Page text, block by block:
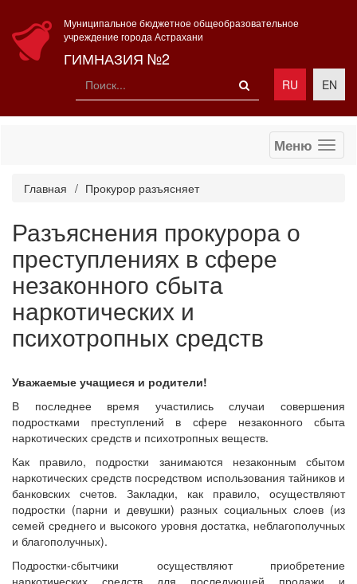
Муниципальное бюджетное общеобразовательное
учреждение города Астрахани
ГИМНАЗИЯ №2
RU EN
Меню
Главная Прокурор разъясняет
Разъяснения прокурора о
преступлениях в сфере
незаконного сбыта
наркотических и
психотропных средств
Уважаемые учащиеся и родители!
В последнее время участились случаи совершения
подростками преступлений в сфере незаконного сбыта
наркотических средств и психотропных веществ.
Как правило, подростки занимаются незаконным сбытом
наркотических средств посредством использования тайников и
банковских счетов. Закладки, как правило, осуществляют
подростки (парни и девушки) разных социальных слоев (из
семей среднего и высокого уровня достатка, неблагополучных
и благополучных).
Подростки-сбытчики осуществляют приобретение
наркотических средств для последующей продажи и